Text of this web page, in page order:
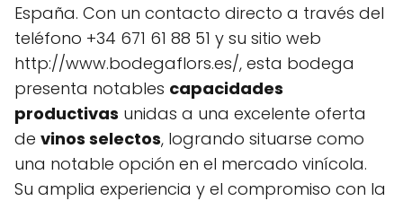
España. Con un contacto directo a través del
teléfono +34 671 61 88 51 y su sitio web
http://www.bodegaflors.es/, esta bodega
presenta notables capacidades
productivas unidas a una excelente oferta
de vinos selectos, logrando situarse como
una notable opción en el mercado vinícola.
Su amplia experiencia y el compromiso con la